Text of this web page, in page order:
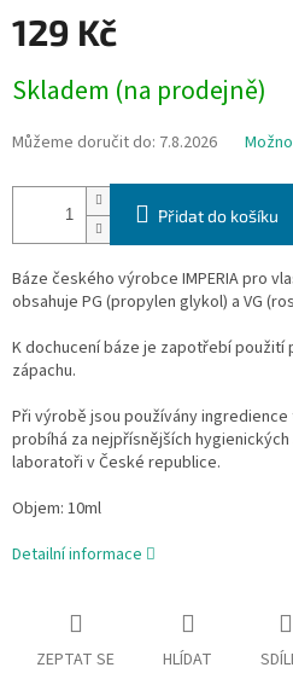
129 Kč
cena:
Skladem (na prodejně)
Můžeme doručit do: 7.8.2026
Přidat do košíku
Báze českého výrobce IMPERIA pro
obsahuje PG (propylen glykol) a VG
K dochucení báze je zapotřebí použití
zápachu.
Při výrobě jsou používány
probíhá za nejpřísnějších
laboratoři v České republice.
Objem: 10ml
Detailní informace
ZEPTAT SE HLÍDAT